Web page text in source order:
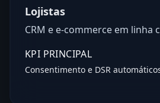
Lojistas
CRM e e-commerce em linha
KPI PRINCIPAL
Consentimento e DSR